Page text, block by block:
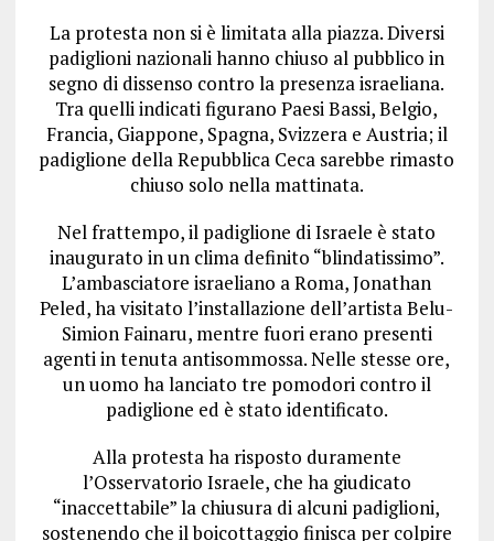
La protesta non si è limitata alla piazza. Diversi
padiglioni nazionali hanno chiuso al pubblico in
segno di dissenso contro la presenza israeliana.
Tra quelli indicati figurano Paesi Bassi, Belgio,
Francia, Giappone, Spagna, Svizzera e Austria; il
padiglione della Repubblica Ceca sarebbe rimasto
chiuso solo nella mattinata.
Nel frattempo, il padiglione di Israele è stato
inaugurato in un clima definito “blindatissimo”.
L’ambasciatore israeliano a Roma, Jonathan
Peled, ha visitato l’installazione dell’artista Belu-
Simion Fainaru, mentre fuori erano presenti
agenti in tenuta antisommossa. Nelle stesse ore,
un uomo ha lanciato tre pomodori contro il
padiglione ed è stato identificato.
Alla protesta ha risposto duramente
l’Osservatorio Israele, che ha giudicato
“inaccettabile” la chiusura di alcuni padiglioni,
sostenendo che il boicottaggio finisca per colpire